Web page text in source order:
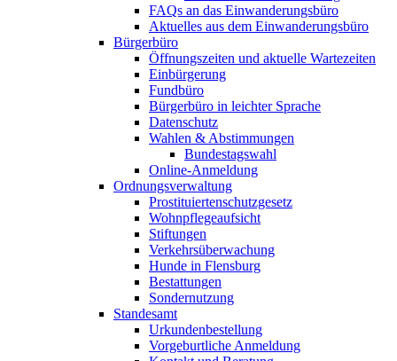
FAQs an das Einwanderungsbüro
Aktuelles aus dem Einwanderungsbüro
Bürgerbüro
Öffnungszeiten und aktuelle Wartezeiten
Einbürgerung
Fundbüro
Bürgerbüro in leichter Sprache
Datenschutz
Wahlen & Abstimmungen
Bundestagswahl
Online-Anmeldung
Ordnungsverwaltung
Prostituiertenschutzgesetz
Wohnpflegeaufsicht
Stiftungen
Verkehrsüberwachung
Hunde in Flensburg
Bestattungen
Sondernutzung
Standesamt
Urkundenbestellung
Vorgeburtliche Anmeldung